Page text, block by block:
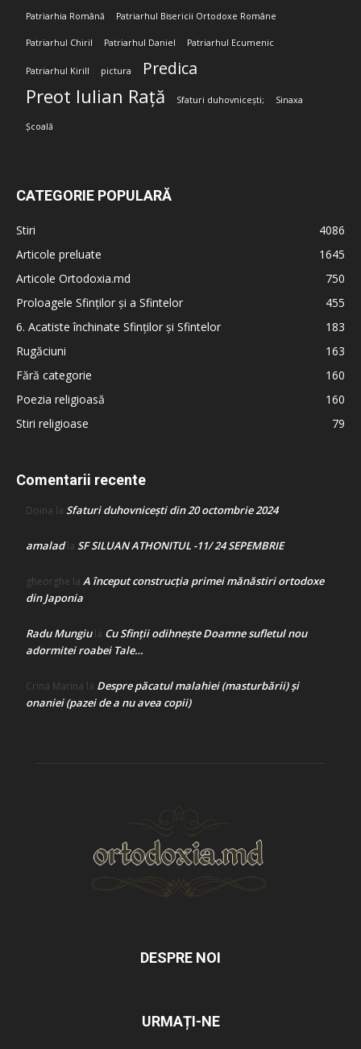
Patriarhia Română Patriarhul Bisericii Ortodoxe Române
Patriarhul Chiril Patriarhul Daniel Patriarhul Ecumenic
Patriarhul Kirill pictura Predica
Preot Iulian Rață Sfaturi duhovnicești; Sinaxa
Școală
CATEGORIE POPULARĂ
Stiri
4086
Articole preluate
1645
Articole Ortodoxia.md
750
Proloagele Sfinților și a Sfintelor
455
6. Acatiste închinate Sfinților și Sfintelor
183
Rugăciuni
163
Fără categorie
160
Poezia religioasă
160
Stiri religioase
79
Comentarii recente
Doina la Sfaturi duhovnicești din 20 octombrie 2024
amaladla SF SILUAN ATHONITUL -11/ 24 SEPEMBRIE
gheorghe la A început construcţia primei mănăstiri ortodoxe
din Japonia
Radu Mungiula Cu Sfinții odihnește Doamne sufletul nou
adormitei roabei Tale…
Crina Marina la Despre păcatul malahiei (masturbării) şi
onaniei (pazei de a nu avea copii)
DESPRE NOI
URMAȚI-NE